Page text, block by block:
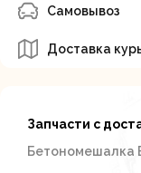
Самовывоз
Доставка
Запчасти с
Бетономешалка